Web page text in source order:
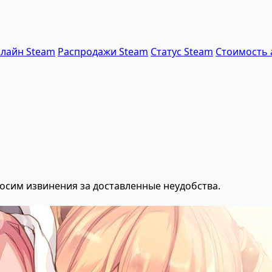
Steam Распродажи Steam Статус Steam Стоимость
извинения за доставленные неудобства.